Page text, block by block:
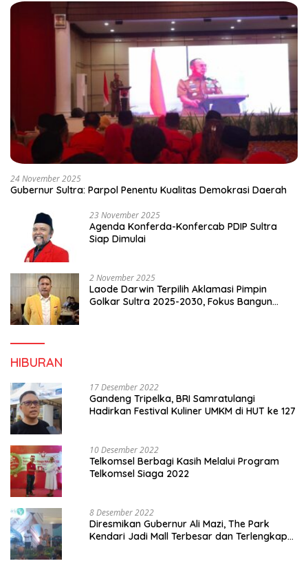
24 November 2025
Gubernur Sultra: Parpol Penentu Kualitas Demokrasi Daerah
23 November 2025
Agenda Konferda-Konfercab PDIP Sultra
Siap Dimulai
2 November 2025
Laode Darwin Terpilih Aklamasi Pimpin
Golkar Sultra 2025-2030, Fokus Bangun
HIBURAN
17 Desember 2022
Gandeng Tripelka, BRI Samratulangi
Hadirkan Festival Kuliner UMKM di HUT ke 127
10 Desember 2022
Telkomsel Berbagi Kasih Melalui Program
Telkomsel Siaga 2022
8 Desember 2022
Diresmikan Gubernur Ali Mazi, The Park
Kendari Jadi Mall Terbesar dan Terlengkap